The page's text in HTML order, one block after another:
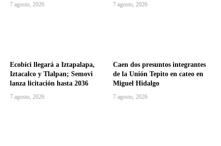
7 agosto, 2026 7 agosto, 2026
Ecobici llegará a Iztapalapa,
Iztacalco y Tlalpan; Semovi
lanza licitación hasta 2036
7 agosto, 2026
Caen dos presuntos integrantes
de la Unión Tepito en cateo en
Miguel Hidalgo
7 agosto, 2026